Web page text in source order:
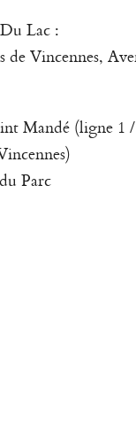
Lac:
de Vincennes,
Mandé (ligne 1
Parc